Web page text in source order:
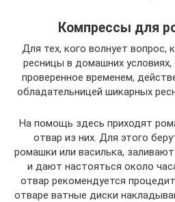
Компрессы для
Для тех, кого волнует вопрос,
ресницы в домашних
проверенное временем,
обладательницей шикарных
На помощь здесь приходят
отвар из них. Для этого
ромашки или василька,
и дают настояться около
отвар рекомендуется
отваре ватные диски